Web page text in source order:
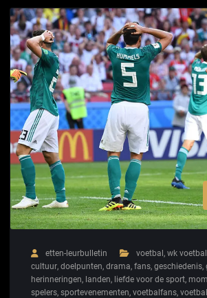
etten-leurbulletin voetbal, wk voetbal
cultuur, doelpunten, drama, fans, geschiedenis,
herinneringen, landen, liefde voor de sport,
spelers, sportevenementen, voetbalfans,